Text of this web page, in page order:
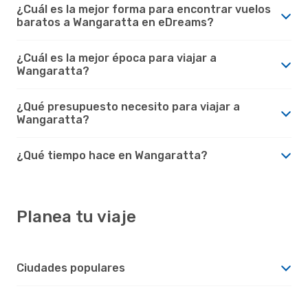
¿Cuál es la mejor forma para encontrar vuelos
baratos a Wangaratta en eDreams?
¿Cuál es la mejor época para viajar a
Wangaratta?
¿Qué presupuesto necesito para viajar a
Wangaratta?
¿Qué tiempo hace en Wangaratta?
Planea tu viaje
Ciudades populares